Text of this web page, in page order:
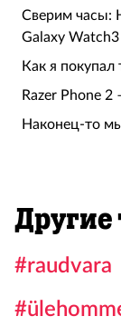
Сверим часы:
Galaxy Watch3
Как я покупал
Razer Phone
Наконец-то
Другие
#raudvara